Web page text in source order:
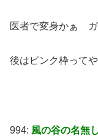
医者で変身かぁ
後はピンク枠って
994: 風の谷の名無